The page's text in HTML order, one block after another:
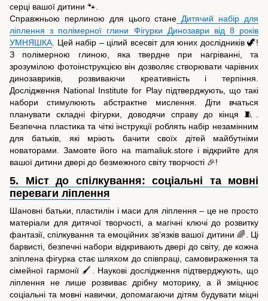
серці вашої дитини 🐾.
Справжньою перлиною для цього стане Дитячий набір для
ліплення з полімерної глини Фігурки Динозаври від 8 років
УМНЯШКА . Цей набір – цілий всесвіт для юних дослідників 🦖!
З полімерною глиною, яка твердне при нагріванні, та
зрозумілою фотоінструкцією він дозволяє створювати чарівних
динозавриків, розвиваючи креативність і терпіння.
Дослідження National Institute for Play підтверджують, що такі
набори стимулюють абстрактне мислення. Діти вчаться
планувати складні фігурки, доводячи справу до кінця 🧵.
Безпечна пластика та чіткі інструкції роблять набір незамінним
для батьків, які мріють бачити своїх дітей майбутніми
новаторами. Замовте його на mamaliuk.store і відкрийте для
вашої дитини двері до безмежного світу творчості 🎉!
5. Міст до спілкування: соціальні та мовні
переваги ліплення
Шановні батьки, пластилін і маси для ліплення – це не просто
матеріали для дитячої творчості, а магічні ключі до розвитку
фантазії, спілкування та емоційних зв’язків вашої дитини 🌈. Ці
барвисті, безпечні набори відкривають двері до світу, де кожна
зліплена фігурка стає шляхом до співпраці, самовираження та
сімейної гармонії 🖌️. Наукові дослідження підтверджують, що
ліплення не лише розвиває дрібну моторику, а й зміцнює
соціальні та мовні навички, допомагаючи дітям будувати міцні